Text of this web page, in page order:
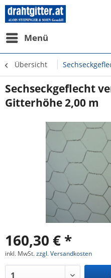
Menü
Übersicht
Sechseckgeflecht
Gitterhöhe 2,00 m
160,30 € *
inkl. MwSt.zzgl. Versandkosten